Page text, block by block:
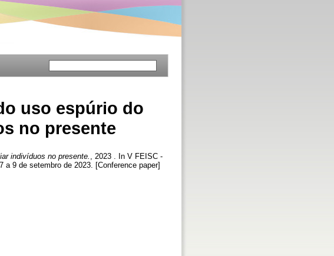
uso espúrio do
no presente
indivíduos no presente.
, 2023 . In V FEISC -
9 de setembro de 2023. [Conference paper]